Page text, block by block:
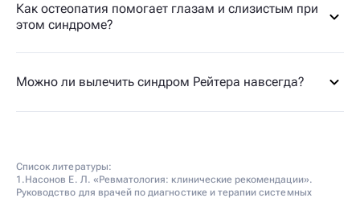
Как остеопатия помогает глазам и слизистым при
этом синдроме?
Можно ли вылечить синдром Рейтера навсегда?
Список литературы:
1.Насонов Е. Л. «Ревматология: клинические рекомендации».
Руководство для врачей по диагностике и терапии системных